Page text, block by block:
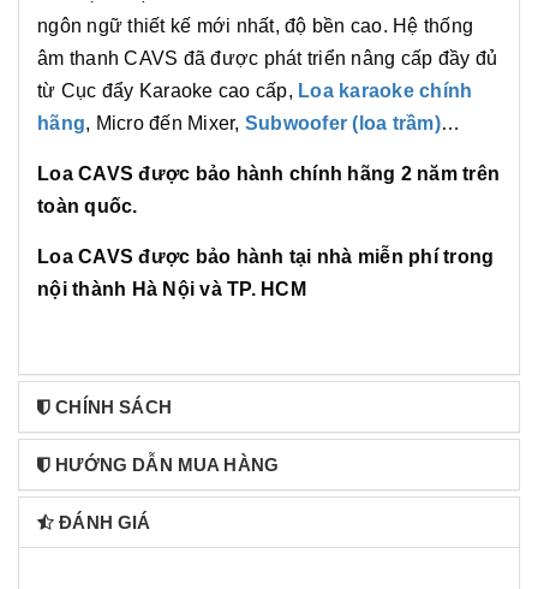
ngôn ngữ thiết kế mới nhất, độ bền cao. Hệ thống
âm thanh CAVS đã được phát triển nâng cấp đầy đủ
từ Cục đẩy Karaoke cao cấp, Loa karaoke chính
hãng, Micro đến Mixer, Subwoofer (loa trầm)…
Loa CAVS được bảo hành chính hãng 2 năm trên
toàn quốc.
Loa CAVS được bảo hành tại nhà miễn phí trong
nội thành Hà Nội và TP. HCM
CHÍNH SÁCH
HƯỚNG DẪN MUA HÀNG
ĐÁNH GIÁ